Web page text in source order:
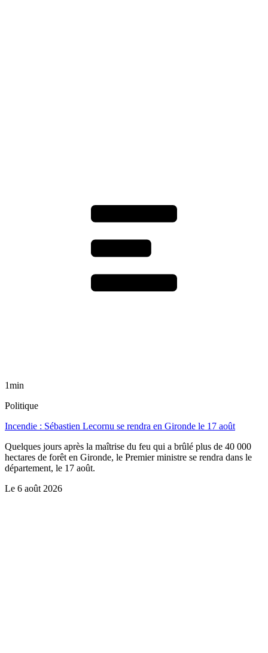
1min
Politique
Incendie : Sébastien Lecornu se rendra en Gironde le 17 août
Quelques jours après la maîtrise du feu qui a brûlé plus de 40 000
hectares de forêt en Gironde, le Premier ministre se rendra dans le
département, le 17 août.
Le 6 août 2026